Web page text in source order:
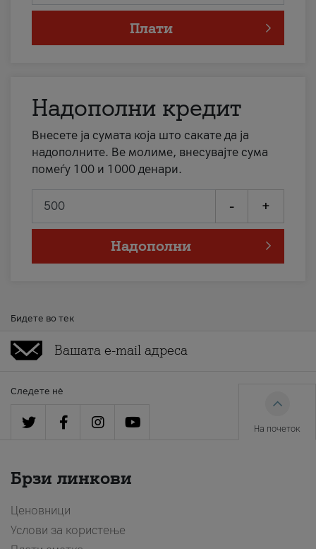
Плати
Надополни кредит
Внесете ја сумата која што сакате да ја
надополните. Ве молиме, внесувајте сума
помеѓу 100 и 1000 денари.
- +
Надополни
Бидете во тек
Следете нè
На почеток
Брзи линкови
Ценовници
Услови за користење